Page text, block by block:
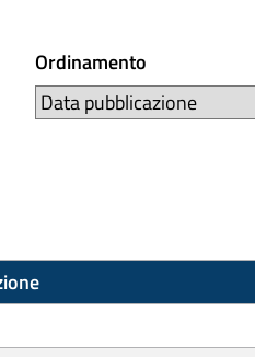
Ordinamento